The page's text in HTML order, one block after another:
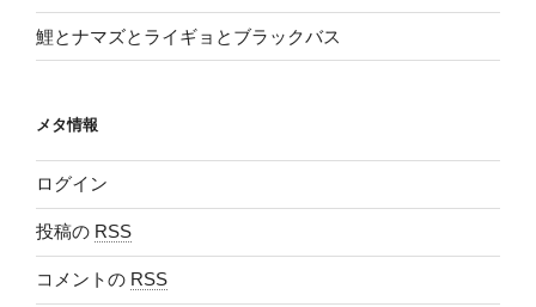
鯉とナマズとライギョとブラックバス
メタ情報
ログイン
投稿の RSS
コメントの RSS